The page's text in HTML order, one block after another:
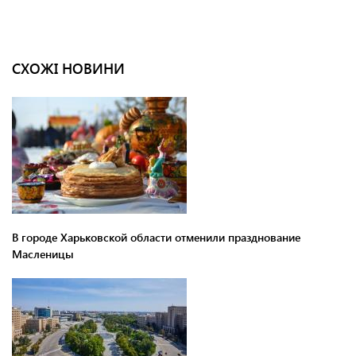
СХОЖІ НОВИНИ
В городе Харьковской области отменили празднование
Масленицы